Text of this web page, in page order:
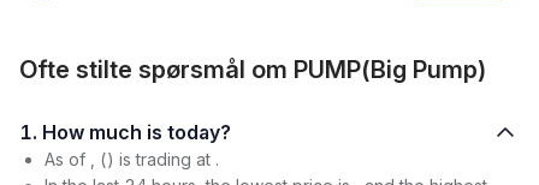
Ofte stilte spørsmål om PUMP(Big Pump)
1. How much is today?
As of , () is trading at .